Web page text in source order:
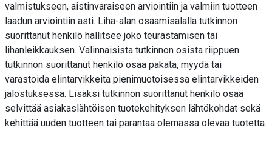
valmistukseen, aistinvaraiseen arviointiin ja valmiin tuotteen
laadun arviointiin asti. Liha-alan osaamisalalla tutkinnon
suorittanut henkilö hallitsee joko teurastamisen tai
lihanleikkauksen. Valinnaisista tutkinnon osista riippuen
tutkinnon suorittanut henkilö osaa pakata, myydä tai
varastoida elintarvikkeita pienimuotoisessa elintarvikkeiden
jalostuksessa. Lisäksi tutkinnon suorittanut henkilö osaa
selvittää asiakaslähtöisen tuotekehityksen lähtökohdat sekä
kehittää uuden tuotteen tai parantaa olemassa olevaa tuotetta.